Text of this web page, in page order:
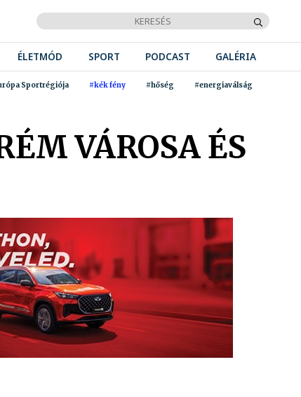
ÉLETMÓD SPORT PODCAST GALÉRIA
Sportrégiója #kék fény #hőség #energiaválság
VÁROSA ÉS